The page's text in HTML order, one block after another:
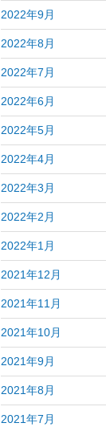
2022年9月
2022年8月
2022年7月
2022年6月
2022年5月
2022年4月
2022年3月
2022年2月
2022年1月
2021年12月
2021年11月
2021年10月
2021年9月
2021年8月
2021年7月